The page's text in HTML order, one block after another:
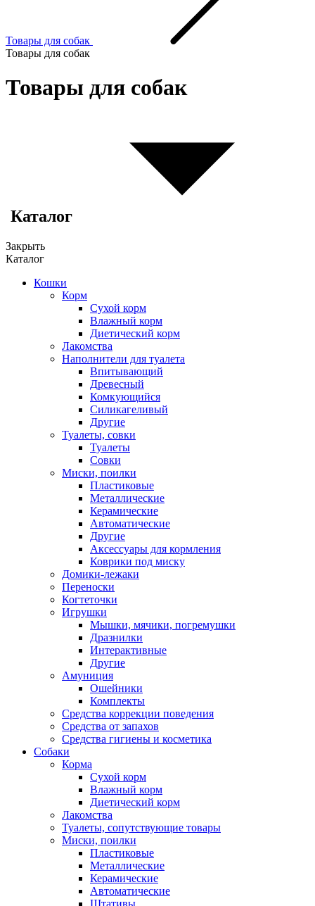
Товары для собак
Товары для собак
Товары для собак
Каталог
Закрыть
Каталог
Кошки
Корм
Сухой корм
Влажный корм
Диетический корм
Лакомства
Наполнители для туалета
Впитывающий
Древесный
Комкующийся
Силикагеливый
Другие
Туалеты, совки
Туалеты
Совки
Миски, поилки
Пластиковые
Металлические
Керамические
Автоматические
Другие
Аксессуары для кормления
Коврики под миску
Домики-лежаки
Переноски
Когтеточки
Игрушки
Мышки, мячики, погремушки
Дразнилки
Интерактивные
Другие
Амуниция
Ошейники
Комплекты
Средства коррекции поведения
Средства от запахов
Средства гигиены и косметика
Собаки
Корма
Сухой корм
Влажный корм
Диетический корм
Лакомства
Туалеты, сопутствующие товары
Миски, поилки
Пластиковые
Металлические
Керамические
Автоматические
Штативы